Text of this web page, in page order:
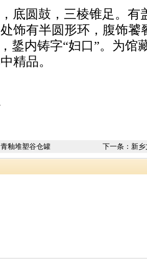
底圆鼓，三棱锥足。有
饰有半圆形环，腹饰饕
鋬内铸字“妇口”。为馆
精品。
下一条： 新
釉堆塑谷仓罐